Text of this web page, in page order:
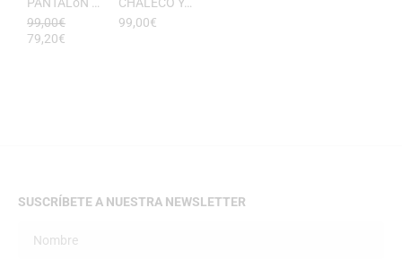
PANTALóN YUKATA MUJER RAYAS DE ESEOESE
99,00€
79,20€
CHALECO YUKATA MUJER DE RAYAS ESEOESE
99,00€
SUSCRÍBETE A NUESTRA NEWSLETTER